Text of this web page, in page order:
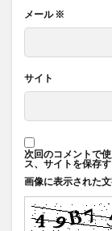
メール※
サイト
次回のコメントで
ス、サイトを保存す
画像に表示された